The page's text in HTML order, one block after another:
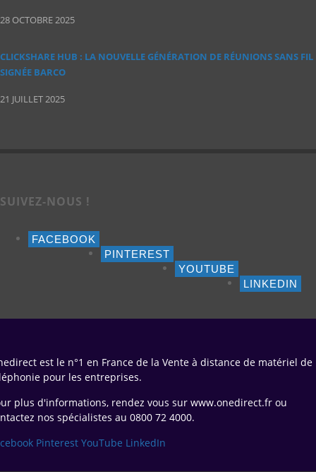
28 OCTOBRE 2025
CLICKSHARE HUB : LA NOUVELLE GÉNÉRATION DE RÉUNIONS SANS FIL
SIGNÉE BARCO
21 JUILLET 2025
SUIVEZ-NOUS !
FACEBOOK
PINTEREST
YOUTUBE
LINKEDIN
est le n°1 en France de la Vente à distance de matériel de
pour les entreprises.
plus d'informations, rendez vous sur www.onedirect.fr ou
nos spécialistes au 0800 72 4000.
Pinterest YouTube LinkedIn